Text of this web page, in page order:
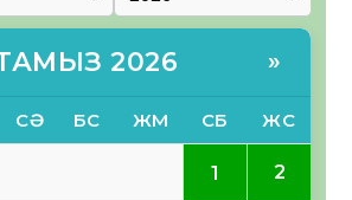
2026 »
СӘ БС ЖМ СБ ЖС
1 2